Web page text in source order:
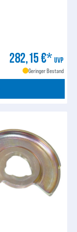
282,15 €* UVP
Geringer Bestand